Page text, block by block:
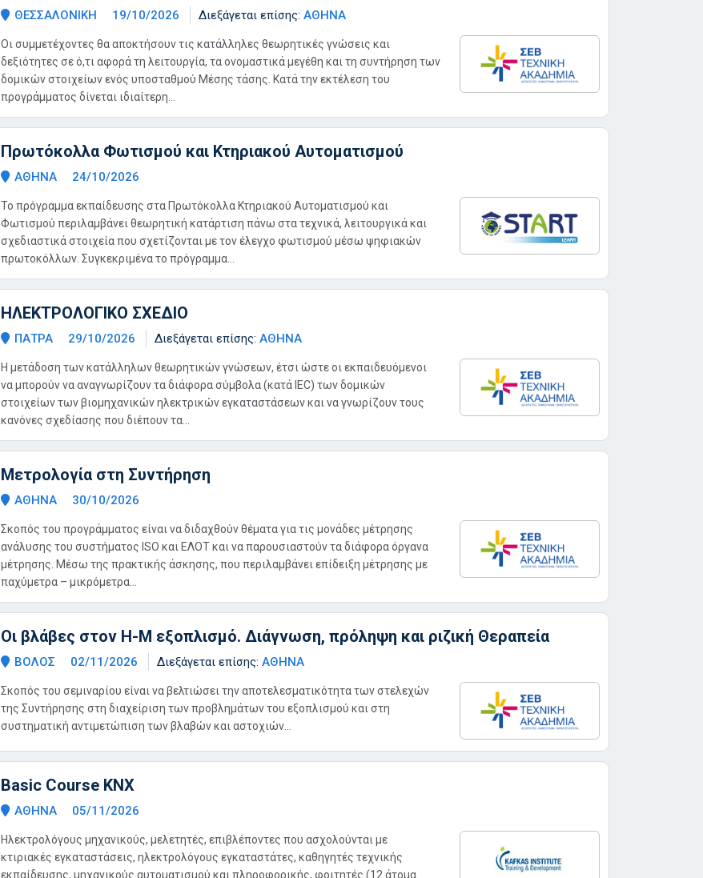
ΘΕΣΣΑΛΟΝΙΚΗ 19/10/2026 Διεξάγεται επίσης: ΑΘΗΝΑ
Οι συμμετέχοντες θα αποκτήσουν τις κατάλληλες θεωρητικές γνώσεις και
δεξιότητες σε ό,τι αφορά τη λειτουργία, τα ονομαστικά μεγέθη και τη συντήρηση των
δομικών στοιχείων ενός υποσταθμού Μέσης τάσης. Κατά την εκτέλεση του
προγράμματος δίνεται ιδιαίτερη...
Πρωτόκολλα Φωτισμού και Κτηριακού Αυτοματισμού
ΑΘΗΝΑ 24/10/2026
Το πρόγραμμα εκπαίδευσης στα Πρωτόκολλα Κτηριακού Αυτοματισμού και
Φωτισμού περιλαμβάνει θεωρητική κατάρτιση πάνω στα τεχνικά, λειτουργικά και
σχεδιαστικά στοιχεία που σχετίζονται με τον έλεγχο φωτισμού μέσω ψηφιακών
πρωτοκόλλων. Συγκεκριμένα το πρόγραμμα...
ΗΛΕΚΤΡΟΛΟΓΙΚΟ ΣΧΕΔΙΟ
ΠΑΤΡΑ 29/10/2026 Διεξάγεται επίσης: ΑΘΗΝΑ
Η μετάδοση των κατάλληλων θεωρητικών γνώσεων, έτσι ώστε οι εκπαιδευόμενοι
να μπορούν να αναγνωρίζουν τα διάφορα σύμβολα (κατά IEC) των δομικών
στοιχείων των βιομηχανικών ηλεκτρικών εγκαταστάσεων και να γνωρίζουν τους
κανόνες σχεδίασης που διέπουν τα...
Μετρολογία στη Συντήρηση
ΑΘΗΝΑ 30/10/2026
Σκοπός του προγράμματος είναι να διδαχθούν θέματα για τις μονάδες μέτρησης
ανάλυσης του συστήματος ISO και ΕΛΟΤ και να παρουσιαστούν τα διάφορα όργανα
μέτρησης. Μέσω της πρακτικής άσκησης, που περιλαμβάνει επίδειξη μέτρησης με
παχύμετρα – μικρόμετρα...
Οι βλάβες στον Η-Μ εξοπλισμό. Διάγνωση, πρόληψη και ριζική Θεραπεία
ΒΟΛΟΣ 02/11/2026 Διεξάγεται επίσης: ΑΘΗΝΑ
Σκοπός του σεμιναρίου είναι να βελτιώσει την αποτελεσματικότητα των στελεχών
της Συντήρησης στη διαχείριση των προβλημάτων του εξοπλισμού και στη
συστηματική αντιμετώπιση των βλαβών και αστοχιών...
Basic Course KNX
ΑΘΗΝΑ 05/11/2026
Ηλεκτρολόγους μηχανικούς, μελετητές, επιβλέποντες που ασχολούνται με
κτιριακές εγκαταστάσεις, ηλεκτρολόγους εγκαταστάτες, καθηγητές τεχνικής
εκπαίδευσης, μηχανικούς αυτοματισμού και πληροφορικής, φοιτητές (12 άτομα